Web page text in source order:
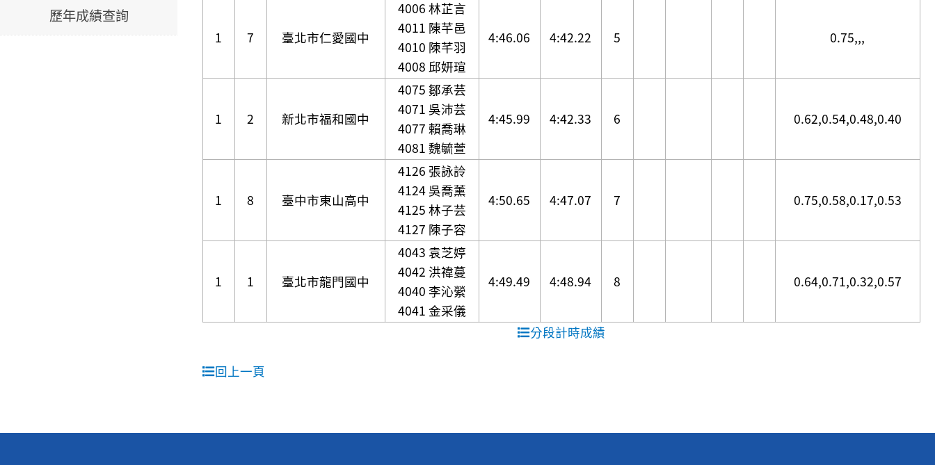
歷年成績查詢
1 7 臺北市仁愛國中
4006 林芷言
4011 陳芊邑
4010 陳芊羽
4008 邱妍瑄
4:46.06 4:42.22 5 0.75,,,
1 2 新北市福和國中
4075 鄒承芸
4071 吳沛芸
4077 賴喬琳
4081 魏毓萱
4:45.99 4:42.33 6 0.62,0.54,0.48,0.40
1 8 臺中市東山高中
4126 張詠詅
4124 吳喬薰
4125 林子芸
4127 陳子容
4:50.65 4:47.07 7 0.75,0.58,0.17,0.53
1 1 臺北市龍門國中
4043 袁芝婷
4042 洪禕蔓
4040 李沁縈
4041 金采儀
4:49.49 4:48.94 8 0.64,0.71,0.32,0.57
分段計時成績
回上一頁